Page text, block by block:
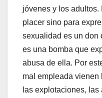
jóvenes y los adultos.
placer sino para
sexualidad es un don
es una bomba que
abusa de ella. Por
mal empleada vienen
las explotaciones,